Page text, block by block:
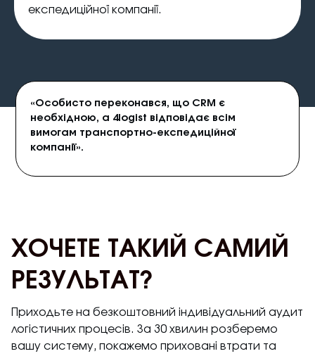
експедиційної компанії.
«Особисто переконався, що CRM є
необхідною, а 4logist відповідає всім
вимогам транспортно-експедиційної
компанії».
ХОЧЕТЕ ТАКИЙ САМИЙ
РЕЗУЛЬТАТ?
Приходьте на безкоштовний індивідуальний аудит
логістичних процесів. За 30 хвилин розберемо
вашу систему, покажемо приховані втрати та